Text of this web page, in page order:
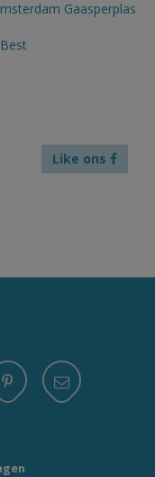
Gaasperplas
Like ons